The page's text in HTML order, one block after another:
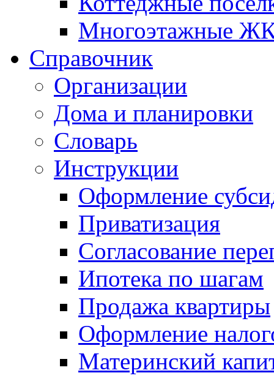
Многоэтажные
Справочник
Организации
Дома и планировки
Словарь
Инструкции
Оформление
Приватизация
Согласование
Ипотека по шагам
Продажа квартиры
Оформление
Материнский